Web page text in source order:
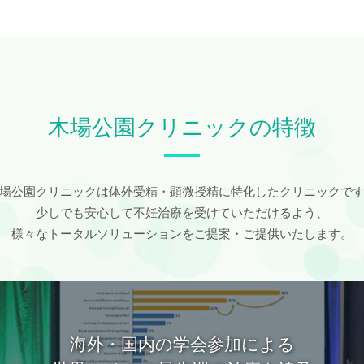
木場公園クリニックの特徴
公園クリニックは体外受精・顕微授精に特化したクリニックで
少しでも安心して不妊治療を受けていただけるよう、
様々なトータルソリューションをご提案・ご提供いたします。
着床前胚染色体異数性検査（PGT-A）